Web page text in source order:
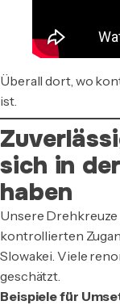
Überall dort, wo
ist.
sich in
haben
Unsere
kontrollierten
Slowakei. Viele
geschätzt.
Beispiele für